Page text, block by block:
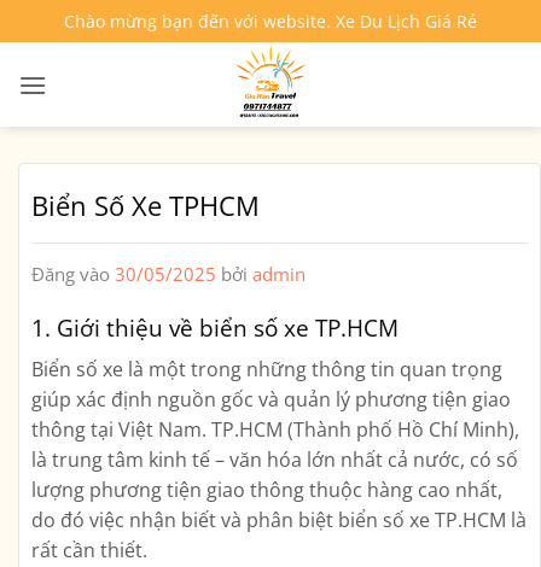
qua
nội
Chào mừng bạn đến với website. Xe Du Lịch Giá Rẻ
Biển Số Xe TPHCM
Đăng vào 30/05/2025 bởi admin
1. Giới thiệu về biển số xe TP.HCM
Biển số xe là một trong những thông tin quan trọng
giúp xác định nguồn gốc và quản lý phương tiện giao
thông tại Việt Nam. TP.HCM (Thành phố Hồ Chí Minh),
là trung tâm kinh tế – văn hóa lớn nhất cả nước, có số
lượng phương tiện giao thông thuộc hàng cao nhất,
do đó việc nhận biết và phân biệt biển số xe TP.HCM là
rất cần thiết.